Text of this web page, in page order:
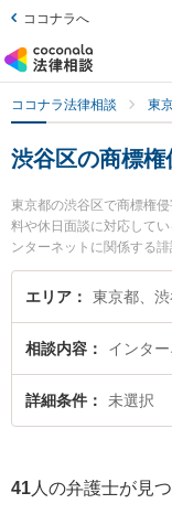
ココナラへ
ココナラ法律相談 東
渋谷区の商標
東京都の渋谷区で商標権
料や休日面談に対応して
ンターネットに関係する
り込み検索もでき便利で
イン法律事務所の髙橋 佳
標権侵害のトラブル解決
無料で商標権侵害を法律
でお困りの相談者さんにお
エリア 東京都、
相談内容 インタ
詳細条件 未選択
41 人の弁護士が見